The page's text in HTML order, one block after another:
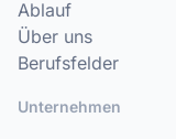
Ablauf
Über uns
Berufsfelder
Unternehmen